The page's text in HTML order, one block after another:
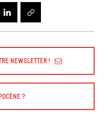
Newsletter !
?